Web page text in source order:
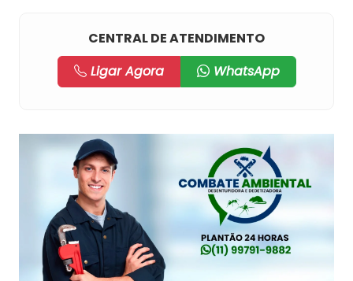
CENTRAL DE ATENDIMENTO
Ligar Agora
WhatsApp